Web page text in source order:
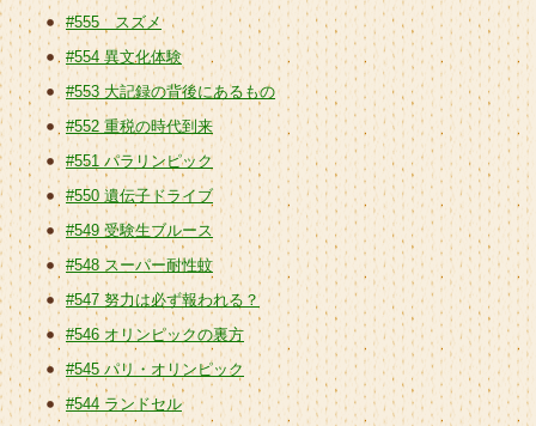
#555 スズメ
#554 異文化体験
#553 大記録の背後にあるもの
#552 重税の時代到来
#551 パラリンピック
#550 遺伝子ドライブ
#549 受験生ブルース
#548 スーパー耐性蚊
#547 努力は必ず報われる？
#546 オリンピックの裏方
#545 パリ・オリンピック
#544 ランドセル